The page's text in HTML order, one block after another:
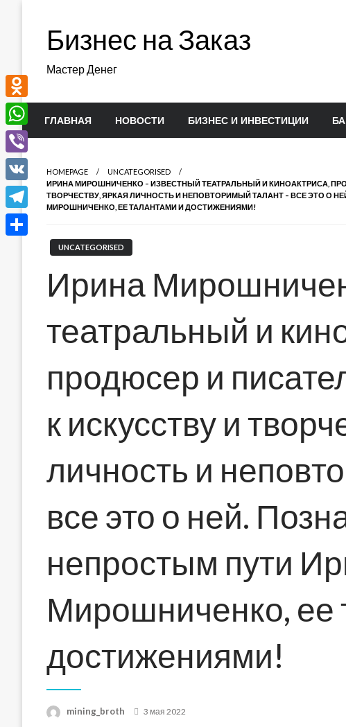
содержимомуБизнес на Заказ
Мастер Денег
ГЛАВНАЯ НОВОСТИ БИЗНЕС И ИНВЕСТИЦИИ
HOMEPAGE
UNCATEGORISED
ИРИНА МИРОШНИЧЕНКО – ИЗВЕСТНЫЙ ТЕАТРАЛЬНЫЙ И КИНОАКТРИСА,
ТВОРЧЕСТВУ, ЯРКАЯ ЛИЧНОСТЬ И НЕПОВТОРИМЫЙ ТАЛАНТ – ВСЕ ЭТО О
МИРОШНИЧЕНКО, ЕЕ ТАЛАНТАМИ И ДОСТИЖЕНИЯМИ!
UNCATEGORISED
Ирина
театральный и
продюсер и
к искусству и
личность и
все это о ней.
непростым пути
Мирошниченко, ее
достижениями!
mining_broth
Posted
3 мая 2022
Odnoklassniki
WhatsApp
Viber
VK
Telegram
Отправить